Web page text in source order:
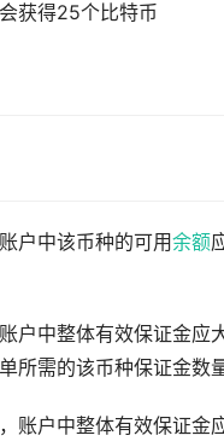
获得25个比特币
户中该币种的可用余额
户中整体有效保证金应
所需的该币种保证金数
账户中整体有效保证金